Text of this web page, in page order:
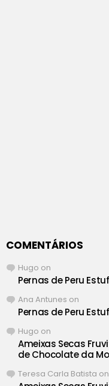
COMENTÁRIOS
Hugo on
Pernas de Peru
Ana Antunes on
Pernas de Peru
Hugo on
Ameixas Secas
de Chocolate da
Teresa Carla Batista on